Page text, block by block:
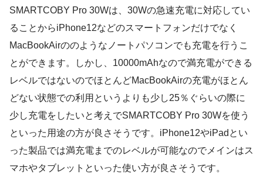
SMARTCOBY Pro 30Wは、30Wの急速充電に対応してい
ることからiPhone12などのスマートフォンだけでなく
MacBookAirののようなノートパソコンでも充電を行うこ
とができます。しかし、10000mAhなので満充電ができる
レベルではないのでほとんどMacBookAirの充電がほとん
どない状態での利用というよりも少し25％ぐらいの際に
少し充電をしたいと考えでSMARTCOBY Pro 30Wを使う
といった用途の方が良さそうです。iPhone12やiPadとい
った製品では満充電までのレベルが可能なのでメインはス
マホやタブレットといった使い方が良さそうです。